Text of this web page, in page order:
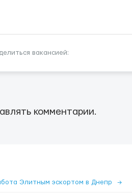
вакансией:
комментарии.
Элитным эскортом в Днепр →